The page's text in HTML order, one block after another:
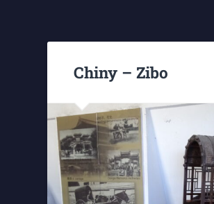
Chiny – Zibo